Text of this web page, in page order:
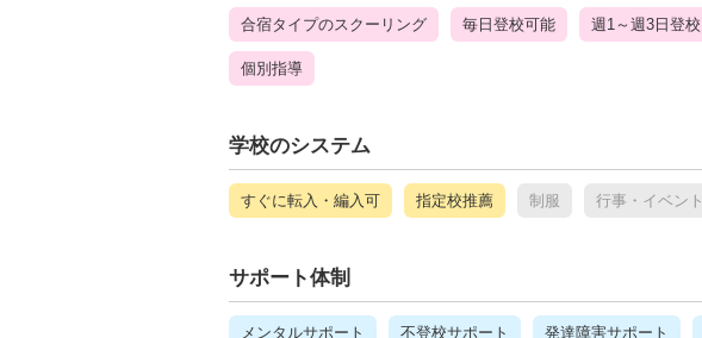
合宿タイプのスクーリング 毎日登校可能 週1～週3日登校
個別指導
学校のシステム
すぐに転入・編入可 指定校推薦 制服 行事・イベント
サポート体制
メンタルサポート 不登校サポート 発達障害サポート